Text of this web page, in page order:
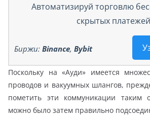
Автоматизируй торговлю
скрытых платежей
Биржи: Binance, Bybit
Поскольку на «Ауди» имеется
проводов и вакуумных шлангов,
пометить эти коммуникации таким
можно было затем правильно